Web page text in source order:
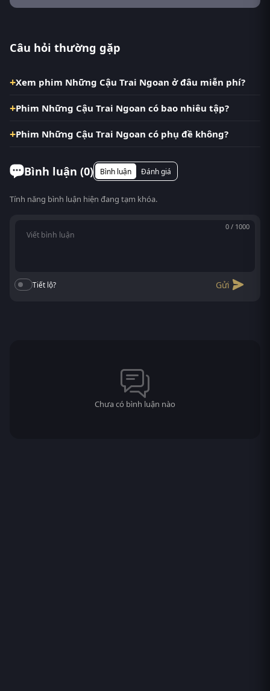
Câu hỏi thường gặp
Xem phim Những Cậu Trai Ngoan ở đâu miễn phí?
Phim Những Cậu Trai Ngoan có bao nhiêu tập?
Phim Những Cậu Trai Ngoan có phụ đề không?
Bình luận (0) Bình luận Đánh giá
Tính năng bình luận hiện đang tạm khóa.
0 / 1000
Tiết lộ? Gửi
Chưa có bình luận nào